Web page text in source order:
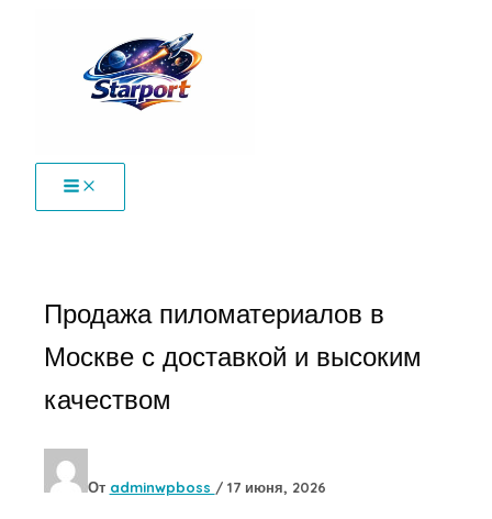
содержимому
Продажа пиломатериалов в
Москве с доставкой и высоким
качеством
От adminwpboss / 17 июня, 2026